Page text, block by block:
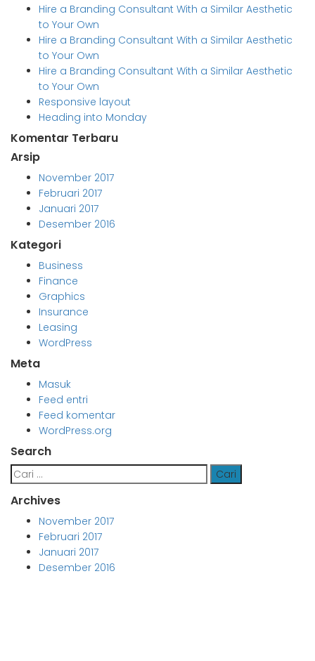
Hire a Branding Consultant With a Similar Aesthetic
to Your Own
Hire a Branding Consultant With a Similar Aesthetic
to Your Own
Hire a Branding Consultant With a Similar Aesthetic
to Your Own
Responsive layout
Heading into Monday
Komentar Terbaru
Arsip
November 2017
Februari 2017
Januari 2017
Desember 2016
Kategori
Business
Finance
Graphics
Insurance
Leasing
WordPress
Meta
Masuk
Feed entri
Feed komentar
WordPress.org
Search
Cari
untuk:
Archives
November 2017
Februari 2017
Januari 2017
Desember 2016